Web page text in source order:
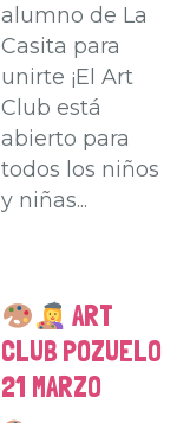
alumno de La
Casita para
unirte ¡El Art
Club está
abierto para
todos los niños
y niñas...
ART
CLUB POZUELO
21 MARZO